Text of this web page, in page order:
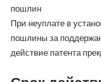
пошлин
При неуплате в
пошлины за
действие патента